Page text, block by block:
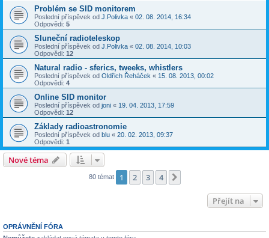
Problém se SID monitorem
Poslední příspěvek od J.Polivka « 02. 08. 2014, 16:34
Odpovědi: 5
Sluneční radioteleskop
Poslední příspěvek od J.Polivka « 02. 08. 2014, 10:03
Odpovědi: 12
Natural radio - sferics, tweeks, whistlers
Poslední příspěvek od Oldřich Řeháček « 15. 08. 2013, 00:02
Odpovědi: 4
Online SID monitor
Poslední příspěvek od joni « 19. 04. 2013, 17:59
Odpovědi: 12
Základy radioastronomie
Poslední příspěvek od blu « 20. 02. 2013, 09:37
Odpovědi: 1
Nové téma
80 témat 1 2 3 4
Přejít na
OPRÁVNĚNÍ FÓRA